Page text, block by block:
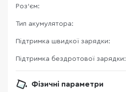
Роз'єм:
Тип акумулятора:
Підтримка швидкої зарядки:
Підтримка бездротової зарядки:
Фізичні параметри